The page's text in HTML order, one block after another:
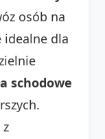
osób na
idealne dla
schodowe